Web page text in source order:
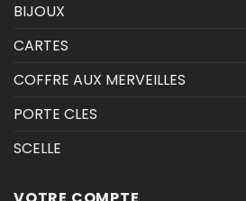
BIJOUX
CARTES
COFFRE AUX MERVEILLES
PORTE CLES
SCELLE